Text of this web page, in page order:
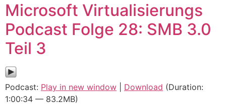
Microsoft Virtualisierungs
Podcast Folge 28: SMB 3.0
Teil 3
Podcast: Play in new window Download (Duration:
1:00:34 — 83.2MB)